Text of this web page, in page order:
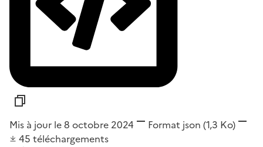
Mis à jour le 8 octobre 2024 Format json (1,3 Ko)
45 téléchargements